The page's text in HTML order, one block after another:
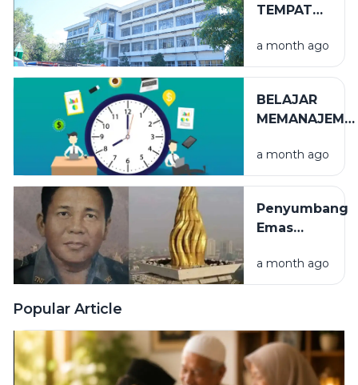
TEMPAT
YANG TAK
TERLIHAT
a month ago
BELAJAR
a month ago
Penyumbang
Emas
Puncak
Monumen
a month ago
Popular Article